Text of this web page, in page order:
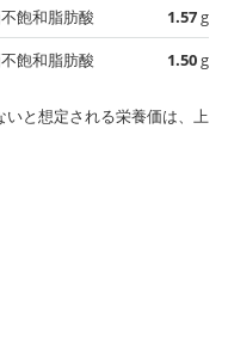
飽和脂肪酸
1.57g
飽和脂肪酸
1.50g
と想定される栄養価は、上